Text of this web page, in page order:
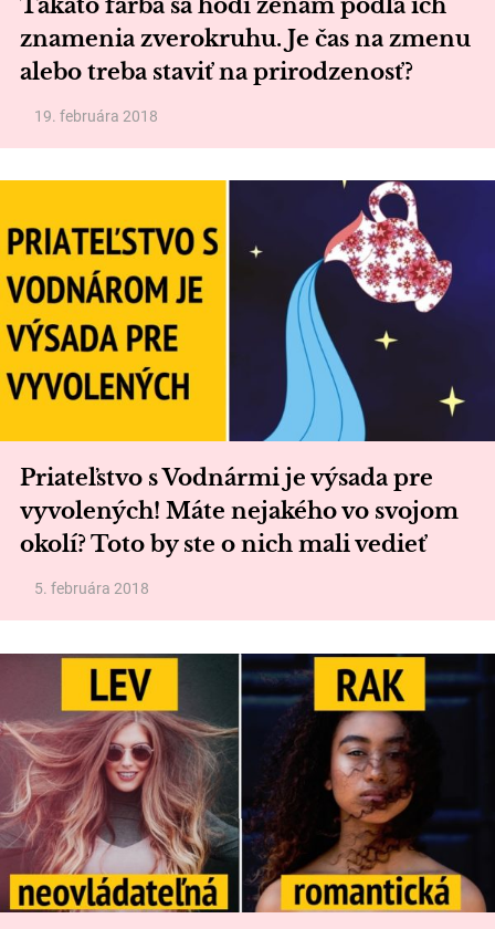
Takáto farba sa hodí ženám podľa ich
znamenia zverokruhu. Je čas na zmenu
alebo treba staviť na prirodzenosť?
19. februára 2018
Priateľstvo s Vodnármi je výsada pre
vyvolených! Máte nejakého vo svojom
okolí? Toto by ste o nich mali vedieť
5. februára 2018